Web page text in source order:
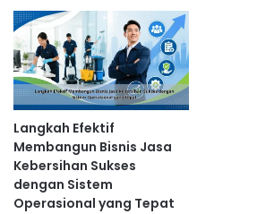
Langkah Efektif
Membangun Bisnis Jasa
Kebersihan Sukses
dengan Sistem
Operasional yang Tepat